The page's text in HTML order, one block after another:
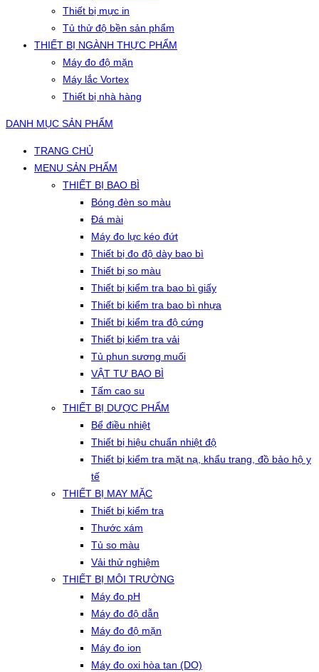
Thiết bị mực in
Tủ thử độ bền sản phẩm
THIẾT BỊ NGÀNH THỰC PHẨM
Máy đo độ mặn
Máy lắc Vortex
Thiết bị nhà hàng
DANH MỤC SẢN PHẨM
TRANG CHỦ
MENU SẢN PHẨM
THIẾT BỊ BAO BÌ
Bóng đèn so màu
Đá mài
Máy đo lực kéo đứt
Thiết bị đo độ dày bao bì
Thiết bị so màu
Thiết bị kiểm tra bao bì giấy
Thiết bị kiểm tra bao bì nhựa
Thiết bị kiểm tra độ cứng
Thiết bị kiểm tra vải
Tủ phun sương muối
VẬT TƯ BAO BÌ
Tấm cao su
THIẾT BỊ DƯỢC PHẨM
Bể điều nhiệt
Thiết bị hiệu chuẩn nhiệt độ
Thiết bị kiểm tra mặt nạ, khẩu trang, đồ bảo hộ y
tế
THIẾT BỊ MAY MẶC
Thiết bị kiểm tra
Thước xám
Tủ so màu
Vải thử nghiệm
THIẾT BỊ MÔI TRƯỜNG
Máy đo pH
Máy đo độ dẫn
Máy đo độ mặn
Máy đo ion
Máy đo oxi hòa tan (DO)